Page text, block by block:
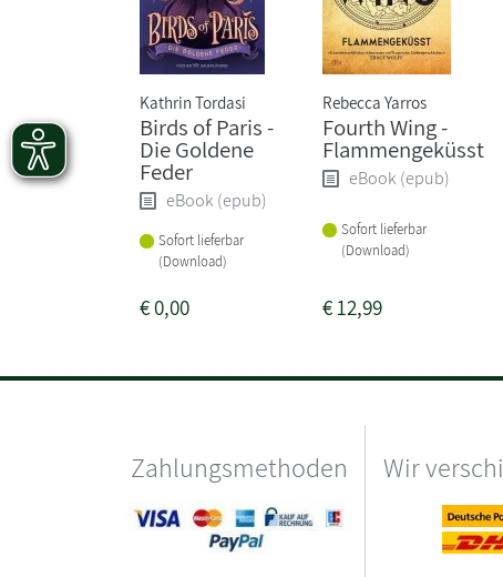
Kathrin Tordasi
Birds of Paris -
Die Goldene
Feder
eBook (epub)
Sofort lieferbar
(Download)
€0,00
Rebecca Yarros
Fourth Wing -
Flammengeküsst
eBook (epub)
Sofort lieferbar
(Download)
€12,99
Zahlungsmethoden Wir